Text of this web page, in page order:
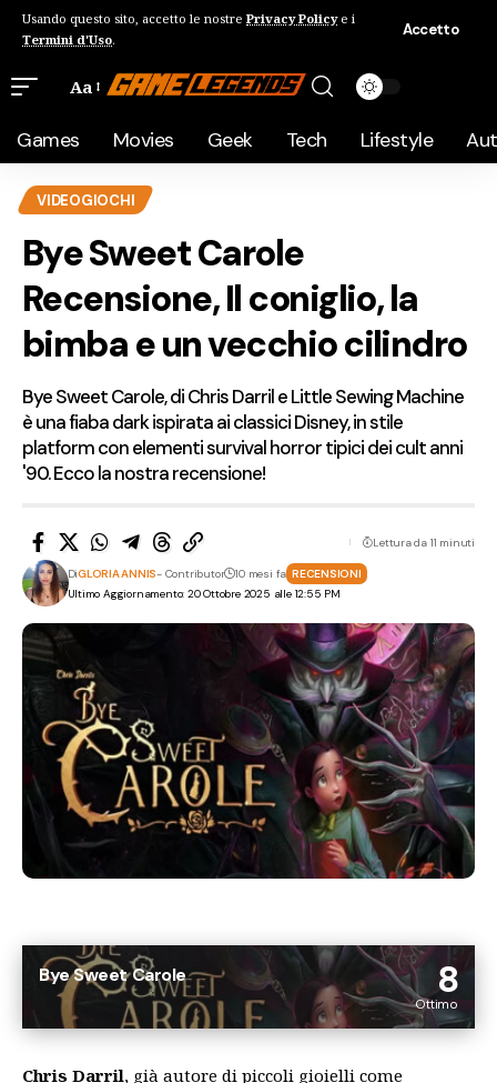
Usando questo sito, accetto le nostre Privacy Policye i
Termini d'Uso.
Accetto
Aa
Games Movies Geek Tech Lifestyle
VIDEOGIOCHI
Bye Sweet Carole
Recensione, Il coniglio, la
bimba e un vecchio cilindro
Bye Sweet Carole, di Chris Darril e Little Sewing Machine
è una fiaba dark ispirata ai classici Disney, in stile
platform con elementi survival horror tipici dei cult anni
'90. Ecco la nostra recensione!
Ultimo Aggiornamento: 20 Ottobre 2025 alle 12:55 PM
DiGLORIA ANNIS- Contributor 10 mesi fa RECENSIONI
Lettura da 11 minuti
8
Ottimo
Bye Sweet Carole
Chris Darril, già autore di piccoli gioielli come